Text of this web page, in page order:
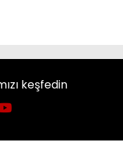
keşfedin